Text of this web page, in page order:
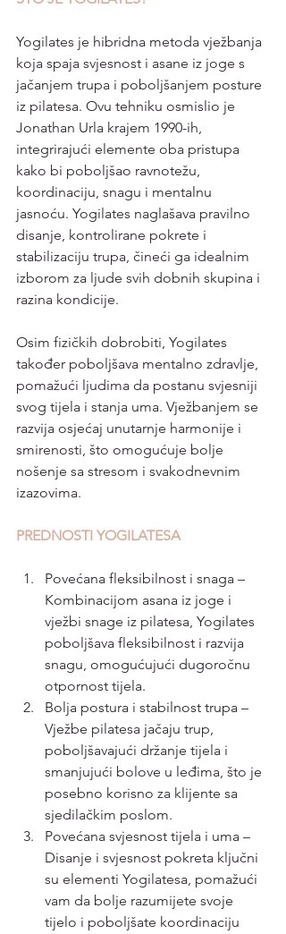
Yogilates je hibridna metoda vježbanja
koja spaja svjesnost i asane iz joge s
jačanjem trupa i poboljšanjem posture
iz pilatesa. Ovu tehniku osmislio je
Jonathan Urla krajem 1990-ih,
integrirajući elemente oba pristupa
kako bi poboljšao ravnotežu,
koordinaciju, snagu i mentalnu
jasnoću. Yogilates naglašava pravilno
disanje, kontrolirane pokrete i
stabilizaciju trupa, čineći ga idealnim
izborom za ljude svih dobnih skupina i
razina kondicije.
Osim fizičkih dobrobiti, Yogilates
također poboljšava mentalno zdravlje,
pomažući ljudima da postanu svjesniji
svog tijela i stanja uma. Vježbanjem se
razvija osjećaj unutarnje harmonije i
smirenosti, što omogućuje bolje
nošenje sa stresom i svakodnevnim
izazovima.
PREDNOSTI YOGILATESA
Povećana fleksibilnost i snaga –
Kombinacijom asana iz joge i
vježbi snage iz pilatesa, Yogilates
poboljšava fleksibilnost i razvija
snagu, omogućujući dugoročnu
otpornost tijela.
Bolja postura i stabilnost trupa –
Vježbe pilatesa jačaju trup,
poboljšavajući držanje tijela i
smanjujući bolove u leđima, što je
posebno korisno za klijente sa
sjedilačkim poslom.
Povećana svjesnost tijela i uma –
Disanje i svjesnost pokreta ključni
su elementi Yogilatesa, pomažući
vam da bolje razumijete svoje
tijelo i poboljšate koordinaciju